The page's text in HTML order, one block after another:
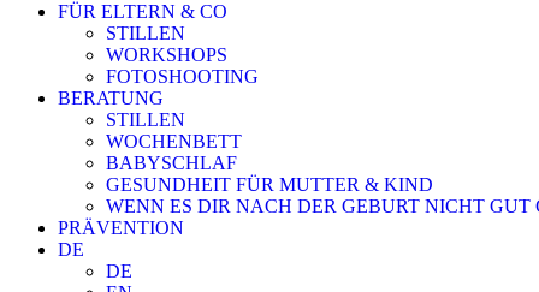
FÜR ELTERN & CO
STILLEN
WORKSHOPS
FOTOSHOOTING
BERATUNG
STILLEN
WOCHENBETT
BABYSCHLAF
GESUNDHEIT FÜR MUTTER & KIND
WENN ES DIR NACH DER GEBURT NICHT GUT
PRÄVENTION
DE
DE